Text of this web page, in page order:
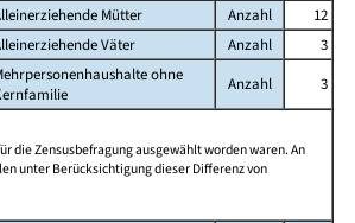
Mütter
Anzahl
12
Väter
Anzahl
3
ohne
Anzahl
3
die Zensusbefragung ausgewählt worden waren. An
unter Berücksichtigung dieser Differenz von